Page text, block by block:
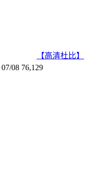
【高清杜比】
07/08 76,129